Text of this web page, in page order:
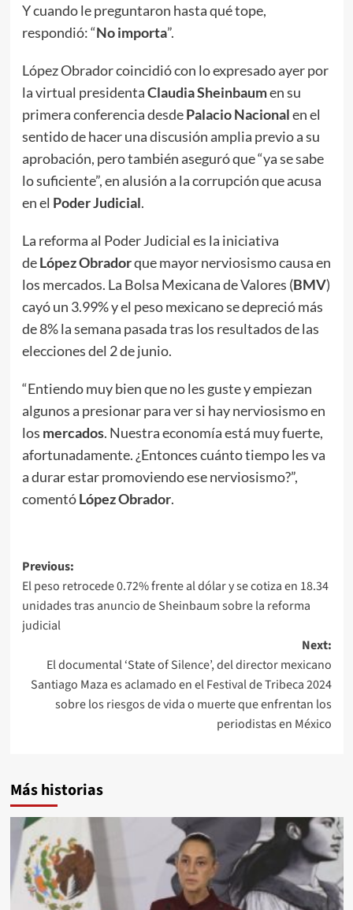
Y cuando le preguntaron hasta qué tope,
respondió: “No importa”.
López Obrador coincidió con lo expresado ayer por
la virtual presidentaClaudia Sheinbaumen su
primera conferencia desdePalacio Nacionalen el
sentido de hacer una discusión amplia previo a su
aprobación, pero también aseguró que “ya se sabe
lo suficiente”, en alusión a la corrupción que acusa
en el Poder Judicial.
La reforma al Poder Judicial es la iniciativa
deLópez Obradorque mayor nerviosismo causa en
los mercados. La Bolsa Mexicana de Valores (BMV)
cayó un 3.99% y el peso mexicano se depreció más
de 8% la semana pasada tras los resultados de las
elecciones del 2 de junio.
“Entiendo muy bien que no les guste y empiezan
algunos a presionar para ver si hay nerviosismo en
los mercados. Nuestra economía está muy fuerte,
afortunadamente. ¿Entonces cuánto tiempo les va
a durar estar promoviendo ese nerviosismo?”,
comentóLópez Obrador.
Post
navigation
Previous:
El peso retrocede 0.72% frente al dólar y se cotiza en 18.34
unidades tras anuncio de Sheinbaum sobre la reforma
judicial
Next:
El documental ‘State of Silence’, del director mexicano
Santiago Maza es aclamado en el Festival de Tribeca 2024
sobre los riesgos de vida o muerte que enfrentan los
periodistas en México
Más historias